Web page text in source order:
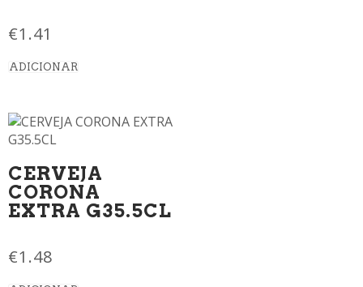
€1.41
ADICIONAR
CERVEJA
CORONA
EXTRA G35.5CL
€1.48